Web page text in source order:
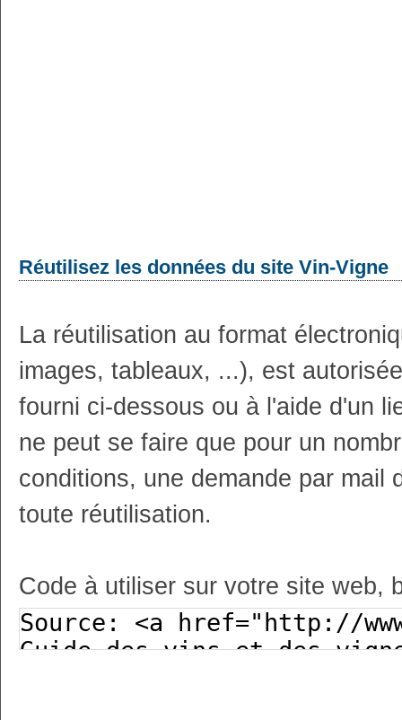
Réutilisez les données du site Vin-Vigne
La réutilisation au format
images, tableaux, ...), est
fourni ci-dessous ou à l'aide d'un
ne peut se faire que pour un
conditions, une demande par mail
toute réutilisation.
Code à utiliser sur votre site web,